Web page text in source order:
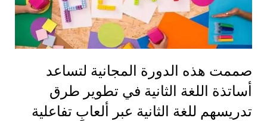
صممت هذه الدورة المجانية لتساعد
أساتذة اللغة الثانية في تطوير طرق
تدريسهم للغة الثانية عبر ألعابِ تفاعلية